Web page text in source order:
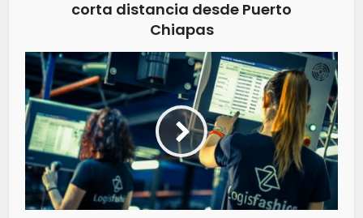
corta distancia desde Puerto
Chiapas